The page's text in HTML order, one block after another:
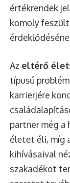
értékrendek
komoly
Az eltérő
típusú
karrierjére
partner még a
életet éli, míg
kihívásaival
szakadékot